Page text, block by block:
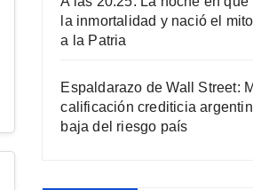
la inmortalidad y nació el
a la Patria
Espaldarazo de Wall Street:
calificación crediticia
baja del riesgo país